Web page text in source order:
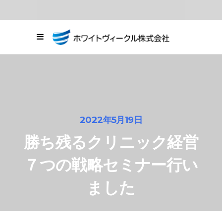
03-6278-8664
2022年5月19日
勝ち残るクリニック経営
７つの戦略セミナー行い
ました